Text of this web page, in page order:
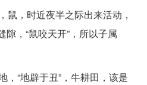
鼠，时近夜半之际出来活动，
，“鼠咬天开”，所以子属
，“地辟于丑”，牛耕田，该是